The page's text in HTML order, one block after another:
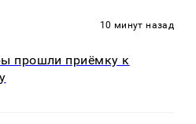
10 минут назад
прошли приёмку к